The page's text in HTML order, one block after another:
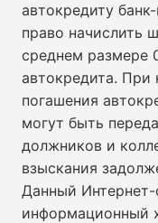
автокредиту
право начислить
среднем размере
автокредита. При
погашения
могут быть
должников и
взыскания
Данный Интернет-
информационный